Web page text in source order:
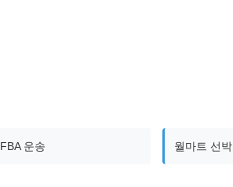
FBA 운송 월마트 선박